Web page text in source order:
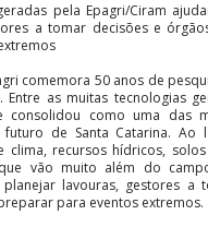
pela Epagri/Ciram
a tomar decisões e
comemora 50 anos de
Entre as muitas tecnologias
consolidou como uma das
de Santa Catarina. Ao
clima, recursos hídricos,
vão muito além do
lavouras, gestores a
para eventos extremos.